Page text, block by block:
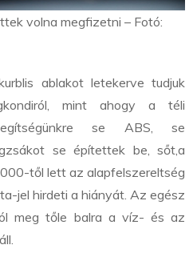
volna megfizetni – Fotó:
ablakot letekerve tudjuk
mint ahogy a téli
se ABS, se
se építettek be, sőt,a
től lett az alapfelszereltség
jel hirdeti a hiányát. Az egész
meg tőle balra a víz- és az